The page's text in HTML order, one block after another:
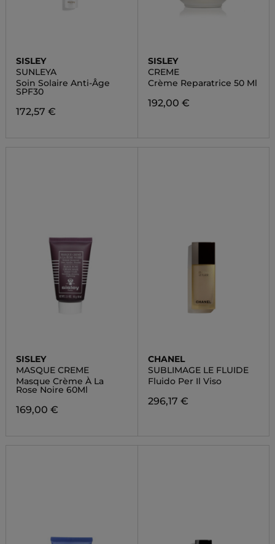
SISLEY
SUNLEYA
Soin Solaire Anti-Âge
SPF30
172,57 €
SISLEY
CREME
Crème Reparatrice 50 Ml
192,00 €
SISLEY
MASQUE CREME
Masque Crème À La
Rose Noire 60Ml
169,00 €
CHANEL
SUBLIMAGE LE FLUIDE
Fluido Per Il Viso
296,17 €